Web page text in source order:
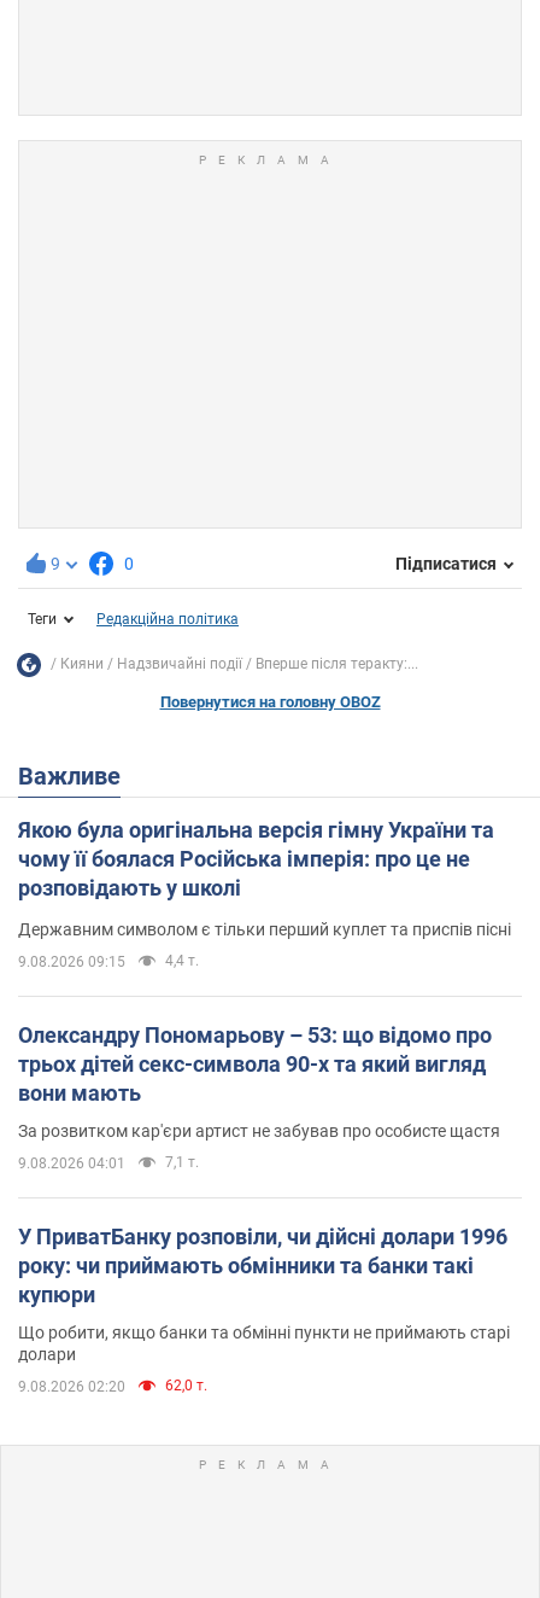
9 0 Підписатися
Теги Редакційна політика
Кияни Надзвичайні події Вперше після теракту:...
Повернутися на головну OBOZ
Важливе
Якою була оригінальна версія гімну України та
чому її боялася Російська імперія: про це не
розповідають у школі
Державним символом є тільки перший куплет та приспів пісні
9.08.2026 09:15 4,4 т.
Олександру Пономарьову – 53: що відомо про
трьох дітей секс-символа 90-х та який вигляд
вони мають
За розвитком кар'єри артист не забував про особисте щастя
9.08.2026 04:01 7,1 т.
У ПриватБанку розповіли, чи дійсні долари 1996
року: чи приймають обмінники та банки такі
купюри
Що робити, якщо банки та обмінні пункти не приймають старі
долари
9.08.2026 02:20 62,0 т.